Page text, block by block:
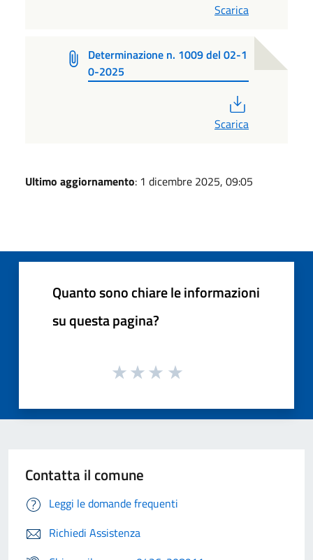
Scarica
Determinazione n. 1009 del 02-1
0-2025
Scarica
Ultimo aggiornamento: 1 dicembre 2025, 09:05
Quanto sono chiare le informazioni
su questa pagina?
Contatta il comune
Leggi le domande frequenti
Richiedi Assistenza